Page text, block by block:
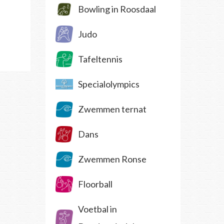
Bowling in Roosdaal
Judo
Tafeltennis
Specialolympics
Zwemmen ternat
Dans
Zwemmen Ronse
Floorball
Voetbal in